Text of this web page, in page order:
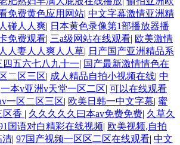
免费黄色应用网站| 中文字幕激情亚洲精
碰人人爽| 日本黄色录像第1部播放器播
免费观看| 三a级网站在线观看| 欧美激情
人人妻人人爽人人草| 日产国产亚洲精品系
五六七八九十一| 国产最新激情情色在
二区三区| 成人精品自拍小视频在线| 中
一本v亚洲v天堂一区二区| 可以在线观看
一区二区三区| 欧美日韩一中文字幕| 蜜
区香 | 久久久久久曰本av免费免费| 久草久
国语对白精彩在线视频| 欧美视频,自拍
清| 97国产视频一区区二区在线观看| 中文